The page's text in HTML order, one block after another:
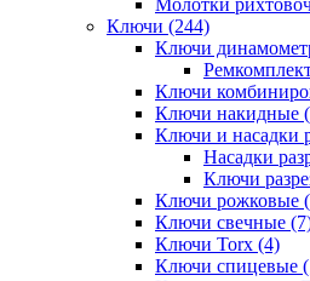
Ключи (244)
Ключи
Ключи
Ключи накидные
Ключи и насадки
Насадки
Ключи
Ключи рожковые
Ключи свечные
Ключи Torx (4)
Ключи спицевые